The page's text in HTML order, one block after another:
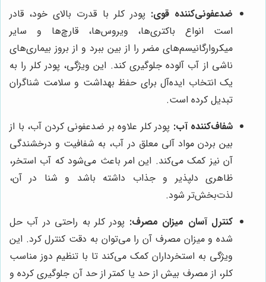
ضدعفونی‌کننده قوی: پودر کلر با قدرت بالای خود، قادر
است انواع باکتری‌ها، ویروس‌ها، قارچ‌ها و سایر
میکروارگانیسم‌های مضر را از بین ببرد و از بروز بیماری‌های
ناشی از آب آلوده جلوگیری کند. این ویژگی، پودر کلر را به
یک انتخاب ایده‌آل برای حفظ بهداشت و سلامت شناگران
تبدیل کرده است.
شفاف‌کننده آب: پودر کلر علاوه بر ضدعفونی کردن آب، با از
بین بردن مواد آلی معلق در آب، به شفافیت و درخشندگی
آن نیز کمک می‌کند. این امر باعث می‌شود که آب استخر،
ظاهری دلپذیر و جذاب داشته باشد و شنا در آن،
لذت‌بخش‌تر شود.
کنترل آسان میزان مصرف: پودر کلر به راحتی در آب حل
شده و میزان مصرف آن را می‌توان به دقت کنترل کرد. این
ویژگی به استخرداران کمک می‌کند تا با تنظیم دوز مناسب
کلر، از مصرف بیش از حد یا کمتر از حد آن جلوگیری کرده و